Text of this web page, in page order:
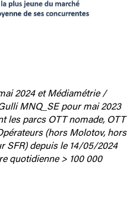
2024 et Médiamétrie /
MNQ_SE pour mai 2023
les parcs OTT nomade, OTT
(hors Molotov, hors
SFR) depuis le 14/05/2024
quotidienne > 100 000